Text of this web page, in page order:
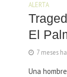
ALERTA
El
7 meses
Una